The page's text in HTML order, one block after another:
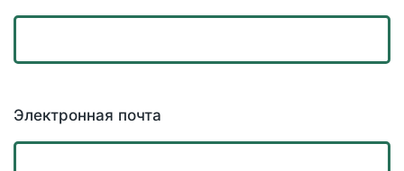
Электронная почта